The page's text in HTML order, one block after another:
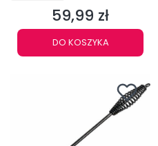
Cena
59,99 zł
DO KOSZYKA